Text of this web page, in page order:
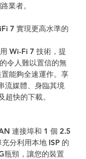
業者。
7 實現更高水準的
Wi-Fi 7 技術，提
的令人難以置信的無
能夠全速運作。享
流媒體、身臨其境
超快的下載。
連接埠和 1 個 2.5
充分利用本地 ISP 的
瓶頸，讓您的裝置